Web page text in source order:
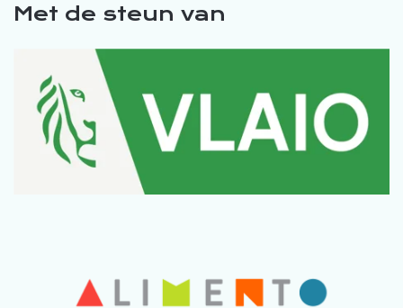
Met de steun van